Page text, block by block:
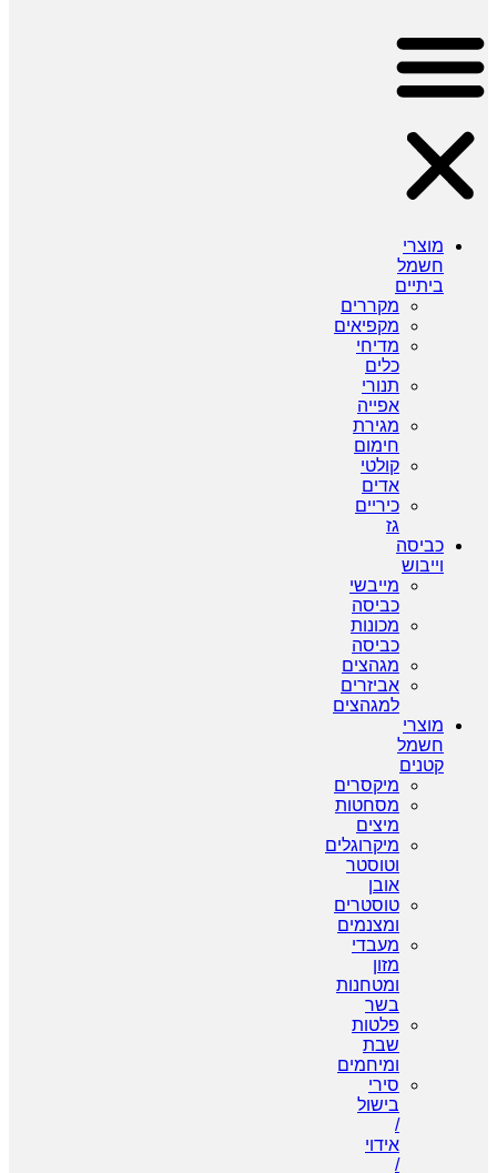
מוצרי
חשמל
ביתיים
מקררים
מקפיאים
מדיחי
כלים
תנורי
אפייה
מגירת
חימום
קולטי
אדים
כיריים
גז
כביסה
וייבוש
מייבשי
כביסה
מכונות
כביסה
מגהצים
אביזרים
למגהצים
מוצרי
חשמל
קטנים
מיקסרים
מסחטות
מיצים
מיקרוגלים
וטוסטר
אובן
טוסטרים
ומצנמים
מעבדי
מזון
ומטחנות
בשר
פלטות
שבת
ומיחמים
סירי
בישול
/
אידוי
/